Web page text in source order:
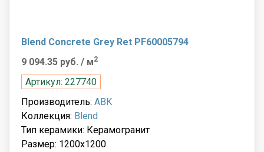
Blend Concrete Grey Ret PF60005794
9 094.35 руб. / м2
Артикул: 227740
Производитель: ABK
Коллекция: Blend
Тип керамики: Керамогранит
Размер: 1200x1200